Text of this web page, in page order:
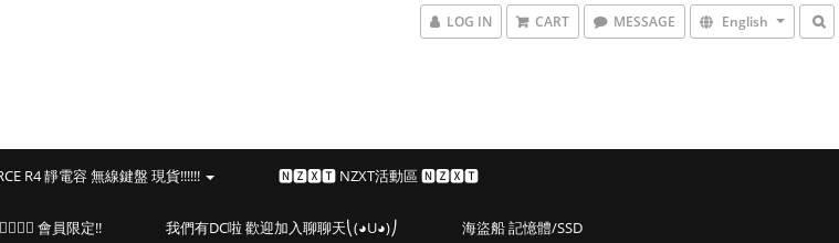
LOG IN CART MESSAGE English
R4 靜電容 無線鍵盤 現貨!!!!!! 🅽🆉🆇🆃 NZXT活動區 🅽🆉🆇🆃
會員限定!! 我們有DC啦 歡迎加入聊聊天⎝(◕U◕)⎠ 海盜船 記憶體/SSD